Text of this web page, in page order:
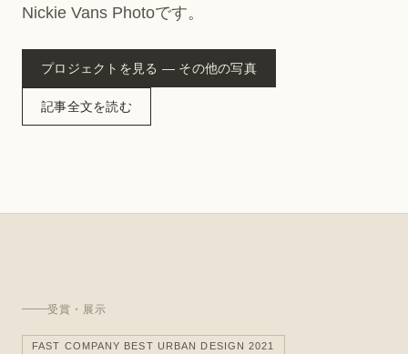
Nickie Vans Photoです。
プロジェクトを見る — その他の写真
記事全文を読む
受賞・展示
FAST COMPANY BEST URBAN DESIGN 2021